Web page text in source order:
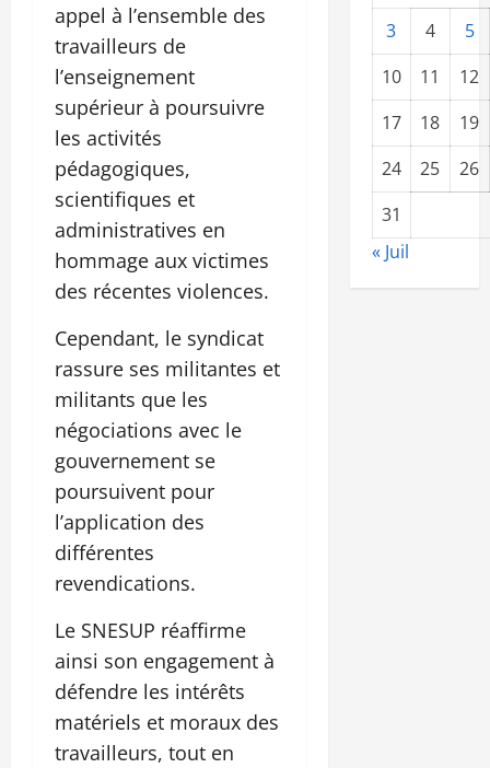
appel à l’ensemble des
travailleurs de
l’enseignement
supérieur à poursuivre
les activités
pédagogiques,
scientifiques et
administratives en
hommage aux victimes
des récentes violences.
Cependant, le syndicat
rassure ses militantes et
militants que les
négociations avec le
gouvernement se
poursuivent pour
l’application des
différentes
revendications.
Le SNESUP réaffirme
ainsi son engagement à
défendre les intérêts
matériels et moraux des
travailleurs, tout en
3 4
5
10
11
12
17
18
19
24
25
26
31
« Juil